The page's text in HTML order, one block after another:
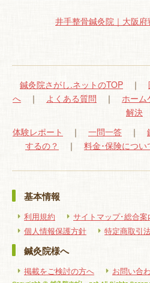
井手整骨鍼灸院｜大阪
鍼灸院さがし.ネットのTOP ｜
へ ｜ よくある質問 ｜ ホーム
解決
体験レポート
｜ 一問一答 ｜
するの？
｜ 料金･保険につい
基本情報
利用規約 サイトマップ･総合案
個人情報保護方針
特定商取引
鍼灸院様へ
掲載をご検討の方へ お問い合